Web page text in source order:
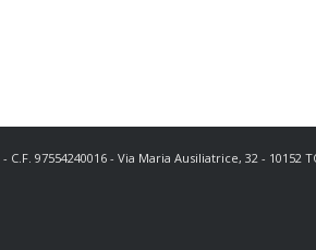
- C.F. 97554240016 - Via Maria Ausiliatrice, 32 - 10152